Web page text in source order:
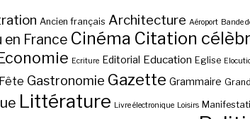
Ancien français Architecture Aéroport Bande
en France Cinéma Citation
Ecriture Editorial Education Eglise
Fête Gastronomie Gazette Grammaire
Littérature Livre électronique Loisirs